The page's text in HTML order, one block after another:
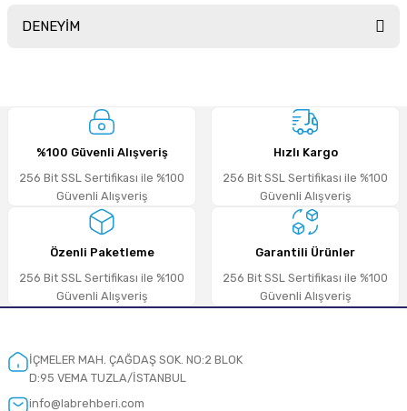
DENEYİM
Deneyimini Paylaş
%100 Güvenli Alışveriş
256 Bit SSL Sertifikası ile %100
Güvenli Alışveriş
Hızlı Kargo
256 Bit SSL Sertifikası ile %100
Güvenli Alışveriş
Özenli Paketleme
256 Bit SSL Sertifikası ile %100
Güvenli Alışveriş
Garantili Ürünler
256 Bit SSL Sertifikası ile %100
Güvenli Alışveriş
İÇMELER MAH. ÇAĞDAŞ SOK. NO:2 BLOK
D:95 VEMA TUZLA/İSTANBUL
info@labrehberi.com